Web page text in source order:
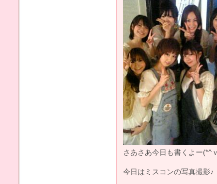
さあさあ今日も書くよー(*^
今日はミスコンの写真撮影♪